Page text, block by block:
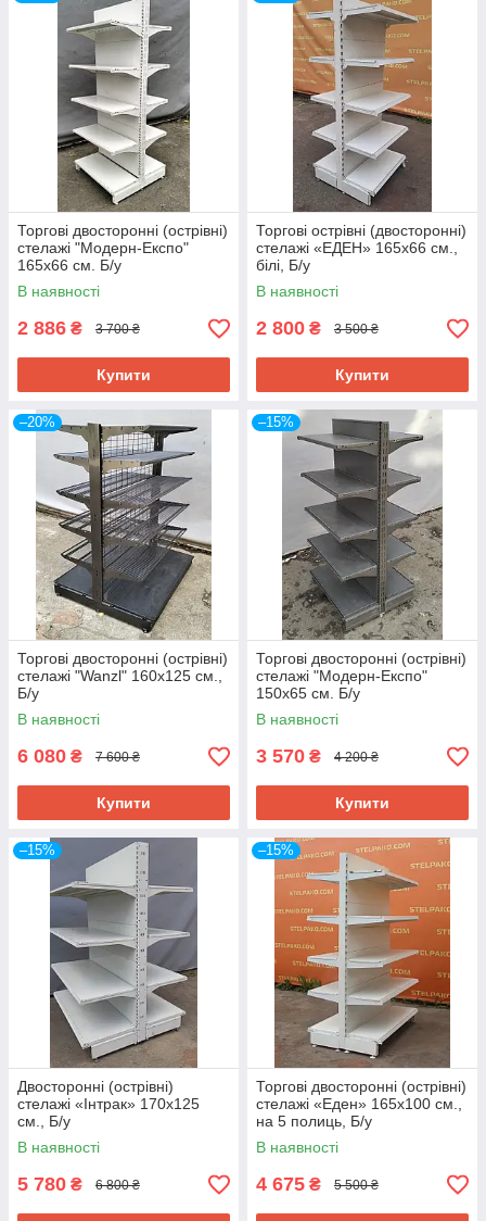
Торгові двосторонні (острівні)
стелажі "Модерн-Експо"
165х66 см. Б/у
В наявності
2 886 ₴ 3 700 ₴
Купити
Торгові острівні (двосторонні)
стелажі «ЕДЕН» 165х66 см.,
білі, Б/у
В наявності
2 800 ₴ 3 500 ₴
Купити
–20%
Торгові двосторонні (острівні)
стелажі "Wanzl" 160х125 см.,
Б/у
В наявності
6 080 ₴ 7 600 ₴
Купити
–15%
Торгові двосторонні (острівні)
стелажі "Модерн-Експо"
150х65 см. Б/у
В наявності
3 570 ₴ 4 200 ₴
Купити
–15%
Двосторонні (острівні)
стелажі «Інтрак» 170х125
см., Б/у
В наявності
5 780 ₴ 6 800 ₴
–15%
Торгові двосторонні (острівні)
стелажі «Еден» 165х100 cм.,
на 5 полиць, Б/у
В наявності
4 675 ₴ 5 500 ₴